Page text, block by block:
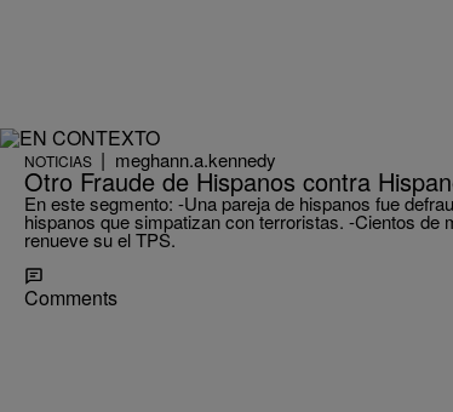
NOTICIAS | meghann.a.kennedy
Otro Fraude de Hispanos contra
En este segmento: -Una pareja de hispanos fue
hispanos que simpatizan con terroristas. -Cientos de
renueve su el TPS.
Comments